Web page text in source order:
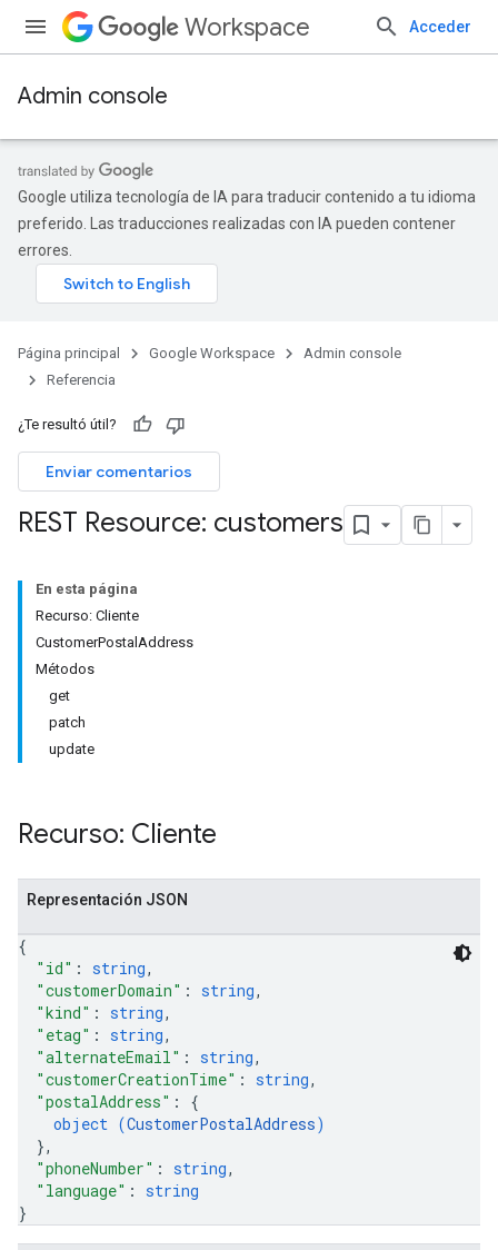
Workspace Acceder
Admin console
Google utiliza tecnología de IA para traducir contenido a tu idioma
preferido. Las traducciones realizadas con IA pueden contener
errores.
Página principal Google Workspace
Admin console
Referencia
¿Te resultó útil?
Enviar comentarios
REST Resource: customers
En esta página
Recurso: Cliente
CustomerPostalAddress
Métodos
get
patch
update
Recurso: Cliente
Representación JSON
{
"id" : string,
"customerDomain" : string,
"kind" : string,
"etag" : string,
"alternateEmail" : string,
"customerCreationTime" : string,
"postalAddress" : {
object (CustomerPostalAddress)
},
"phoneNumber" : string,
"language" : string
}